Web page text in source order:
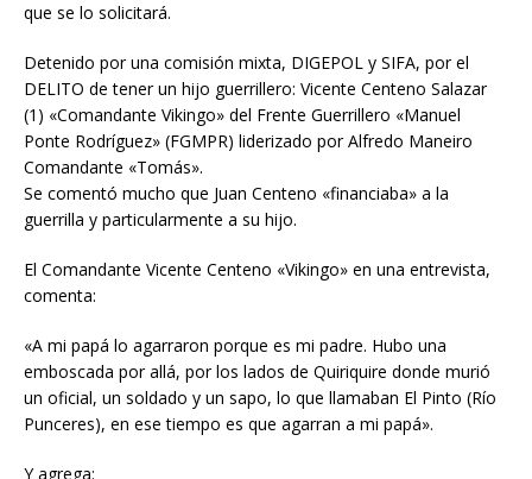
que se lo solicitará.
Detenido por una comisión mixta, DIGEPOL y SIFA, por el
DELITO de tener un hijo guerrillero: Vicente Centeno Salazar
(1) «Comandante Vikingo» del Frente Guerrillero «Manuel
Ponte Rodríguez» (FGMPR) liderizado por Alfredo Maneiro
Comandante «Tomás».
Se comentó mucho que Juan Centeno «financiaba» a la
guerrilla y particularmente a su hijo.
El Comandante Vicente Centeno «Vikingo» en una entrevista,
comenta:
«A mi papá lo agarraron porque es mi padre. Hubo una
emboscada por allá, por los lados de Quiriquire donde murió
un oficial, un soldado y un sapo, lo que llamaban El Pinto (Río
Punceres), en ese tiempo es que agarran a mi papá».
Y agrega: